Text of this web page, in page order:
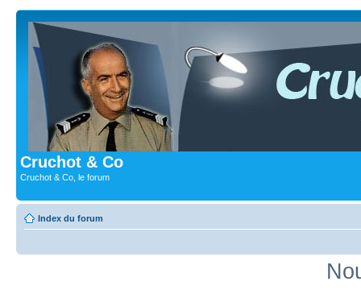
Cruchot & Co
Cruchot & Co, le forum
Index du forum